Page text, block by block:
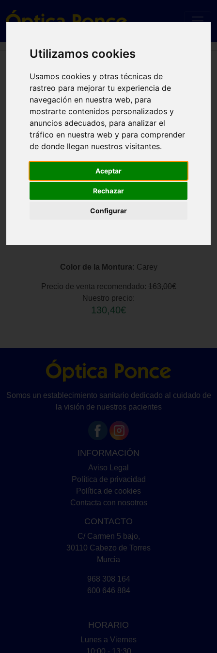
Utilizamos cookies
Usamos cookies y otras técnicas de
rastreo para mejorar tu experiencia de
navegación en nuestra web, para
mostrarte contenidos personalizados y
anuncios adecuados, para analizar el
tráfico en nuestra web y para comprender
de donde llegan nuestros visitantes.
Aceptar
Rechazar
Configurar
SK2044 1002 51
Color de la Montura: Carey
Precio de venta recomendado: 163,00€
Nuestro precio:
130,40€
Somos un establecimiento sanitario dedicado al cuidado de
la visión de nuestros pacientes
INFORMACIÓN
Aviso Legal
Política de privacidad
Política de cookies
Contacta con nosotros
CONTACTO
C/ Carmen 5 bajo,
30110 Cabezo de Torres
Murcia
968 308 164
600 646 884
HORARIO
Lunes a Viernes
10:00 - 13:30